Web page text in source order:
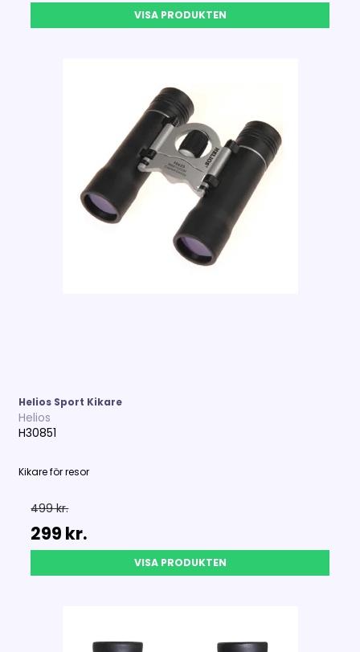
VISA PRODUKTEN
Helios Sport Kikare
Helios
H30851
Kikare för resor
499 kr.
299 kr.
VISA PRODUKTEN